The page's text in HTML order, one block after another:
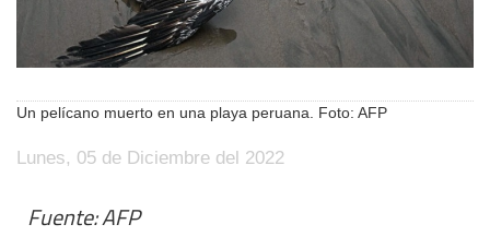
Un pelícano muerto en una playa peruana. Foto: AFP
Lunes, 05 de Diciembre del 2022
Fuente: AFP